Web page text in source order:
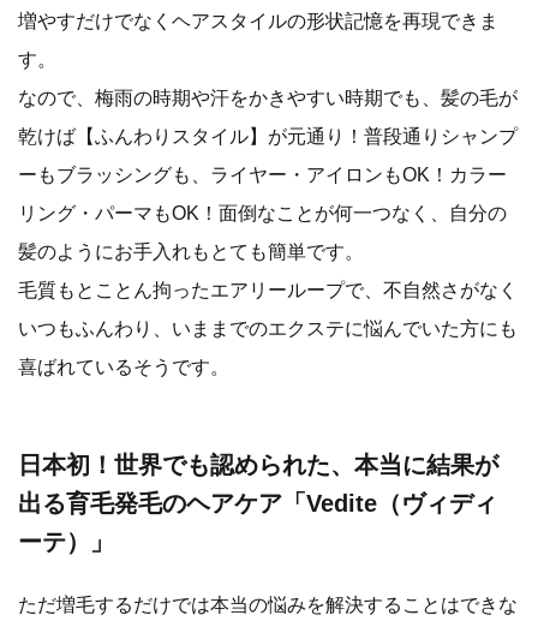
増やすだけでなくヘアスタイルの形状記憶を再現できま
す。
なので、梅雨の時期や汗をかきやすい時期でも、髪の毛が
乾けば【ふんわりスタイル】が元通り！普段通りシャンプ
ーもブラッシングも、ライヤー・アイロンもOK！カラー
リング・パーマもOK！面倒なことが何一つなく、自分の
髪のようにお手入れもとても簡単です。
毛質もとことん拘ったエアリーループで、不自然さがなく
いつもふんわり、いままでのエクステに悩んでいた方にも
喜ばれているそうです。
日本初！世界でも認められた、本当に結果が
出る育毛発毛のヘアケア「Vedite（ヴィディ
ーテ）」
ただ増毛するだけでは本当の悩みを解決することはできな